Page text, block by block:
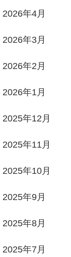
2026年4月
2026年3月
2026年2月
2026年1月
2025年12月
2025年11月
2025年10月
2025年9月
2025年8月
2025年7月